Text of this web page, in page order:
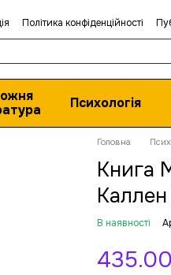
Політика конфіденційності
Психологія
Головна
Книга
В наявності